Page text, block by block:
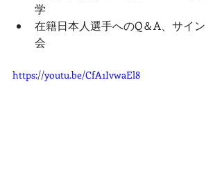
学
在籍日本人選手へのQ＆A、サイン
会
https://youtu.be/CfA1IvwaEl8